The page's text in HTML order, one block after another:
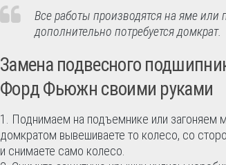
Все работы производятся на яме
дополнительно потребуется домкрат.
Замена подвесного
Форд Фьюжн своими руками
Поднимаем на подъемнике или загоняем
домкратом вывешиваете то колесо, со
и снимаете само колесо.